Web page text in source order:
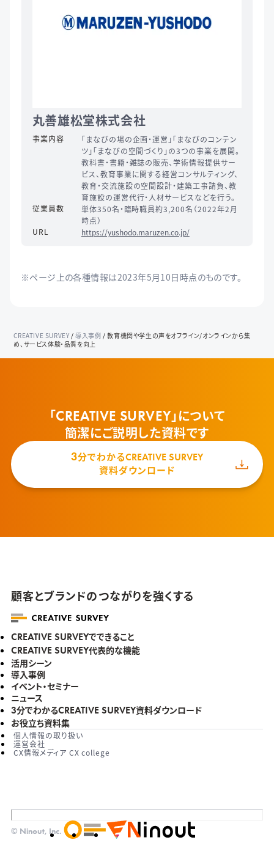
丸善雄松堂株式会社
事業内容
「まなびの場の企画・運営」「まなびのコンテン
ツ」「まなびの空間づくり」の3つの事業を展開。
教科書・書籍・雑誌の販売、学術情報提供サー
ビス、教育事業に関する経営コンサルティング、
教育・交流施設の空間設計・建築工事請負、教
育施設の運営代行・人材サービスなどを行う。
従業員数
単体350名・臨時職員約3,200名（2022年2月
時点）
URL
https://yushodo.maruzen.co.jp/
※ページ上の各種情報は2023年5月10日時点のものです。
CREATIVE SURVEY /導入事例 /教育機関や学生の声をオフライン/オンラインから集
め、サービス体験・品質を向上
「CREATIVE SURVEY」について
簡潔にご説明した資料です
3分でわかるCREATIVE SURVEY
資料ダウンロード
顧客とブランドのつながりを強くする
CREATIVE SURVEYでできること
CREATIVE SURVEY代表的な機能
活用シーン
導入事例
イベント・セミナー
ニュース
3分でわかるCREATIVE SURVEY資料ダウンロード
お役立ち資料集
個人情報の取り扱い
運営会社
CX情報メディア CX college
© Ninout, Inc.